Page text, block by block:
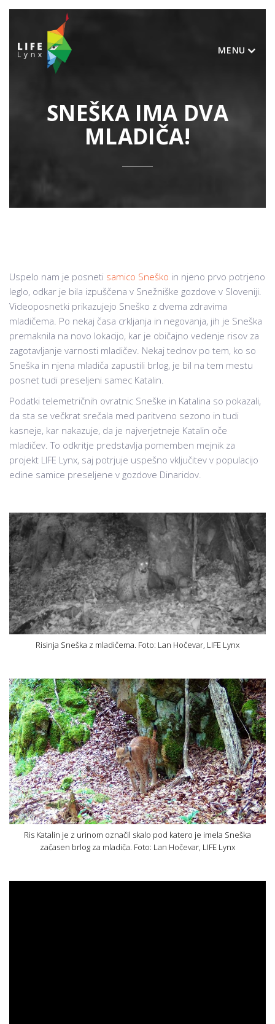
MENU
SNEŠKA IMA DVA
MLADIČA!
Uspelo nam je posneti samico Sneško in njeno prvo potrjeno
leglo, odkar je bila izpuščena v Snežniške gozdove v Sloveniji.
Videoposnetki prikazujejo Sneško z dvema zdravima
mladičema. Po nekaj časa crkljanja in negovanja, jih je Sneška
premaknila na novo lokacijo, kar je običajno vedenje risov za
zagotavljanje varnosti mladičev. Nekaj tednov po tem, ko so
Sneška in njena mladiča zapustili brlog, je bil na tem mestu
posnet tudi preseljeni samec Katalin.
Podatki telemetričnih ovratnic Sneške in Katalina so pokazali,
da sta se večkrat srečala med paritveno sezono in tudi
kasneje, kar nakazuje, da je najverjetneje Katalin oče
mladičev. To odkritje predstavlja pomemben mejnik za
projekt LIFE Lynx, saj potrjuje uspešno vključitev v populacijo
edine samice preseljene v gozdove Dinaridov.
Risinja Sneška z mladičema. Foto: Lan Hočevar, LIFE Lynx
Ris Katalin je z urinom označil skalo pod katero je imela Sneška
začasen brlog za mladiča. Foto: Lan Hočevar, LIFE Lynx